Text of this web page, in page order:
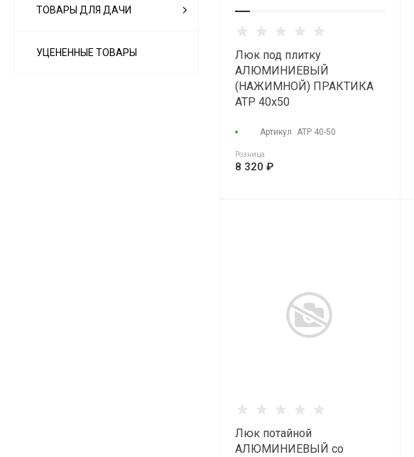
ТОВАРЫ ДЛЯ ДАЧИ
УЦЕНЕННЫЕ ТОВАРЫ
Люк под плитку
АЛЮМИНИЕВЫЙ
(НАЖИМНОЙ) ПРАКТИКА
АТР 40х50
Артикул АТР 40-50
Розница
8 320 ₽
Люк потайной
АЛЮМИНИЕВЫЙ со